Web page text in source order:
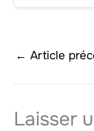
← Article
Laisser